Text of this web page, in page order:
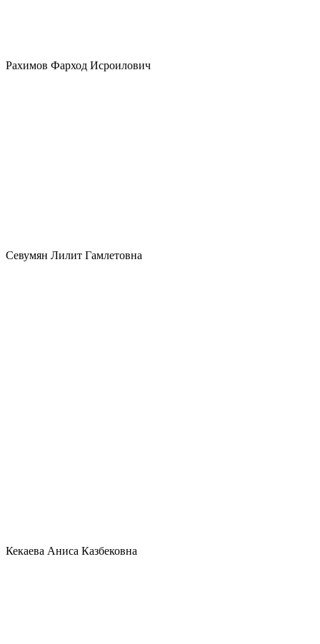
Рахимов Фарход Исроилович
Севумян Лилит Гамлетовна
Кекаева Аниса Казбековна